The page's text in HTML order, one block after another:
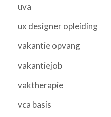
uva
ux designer opleiding
vakantie opvang
vakantiejob
vaktherapie
vca basis